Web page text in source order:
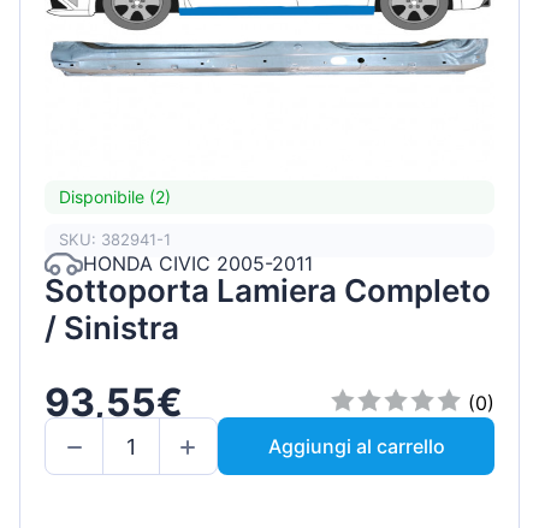
Disponibile (2)
SKU: 382941-1
HONDA CIVIC 2005-2011
Sottoporta Lamiera Completo
/ Sinistra
93,55€
(0)
Aggiungi al carrello